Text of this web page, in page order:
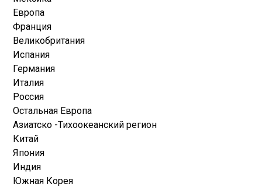
Европа
Франция
Великобритания
Испания
Германия
Италия
Россия
Остальная Европа
Азиатско -Тихоокеанский регион
Китай
Япония
Индия
Южная Корея